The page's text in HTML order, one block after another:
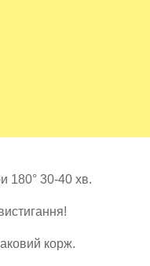
180° 30-40 хв.
корж.